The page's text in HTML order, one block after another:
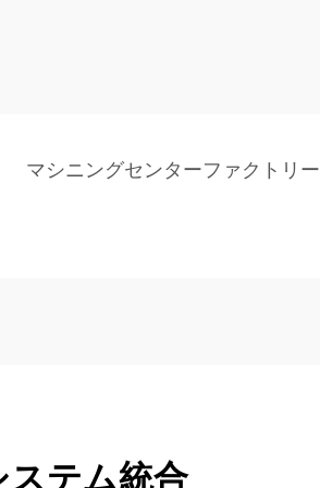
マシニングセンターファクトリー
ステム統合